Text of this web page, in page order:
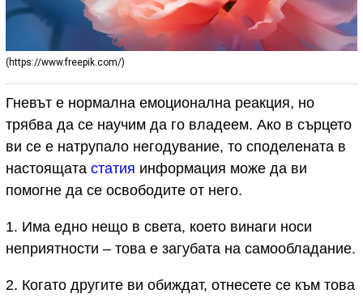
(https://www.freepik.com/)
Гневът е нормална емоционална реакция, но
трябва да се научим да го владеем. Ако в сърцето
ви се е натрупало негодувание, то споделената в
настоящата статия информация може да ви
помогне да се освободите от него.
1. Има едно нещо в света, което винаги носи
неприятности – това е загубата на самообладание.
2. Когато другите ви обиждат, отнесете се към това